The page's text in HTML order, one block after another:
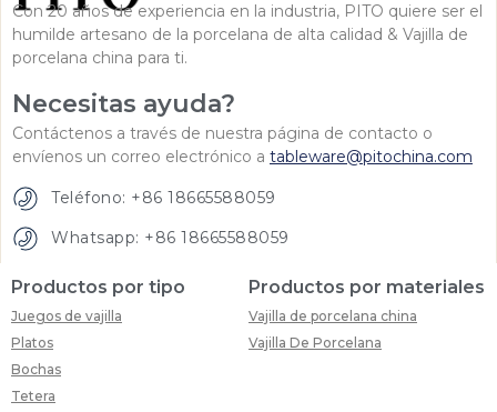
Con 20 años de experiencia en la industria, PITO quiere ser el
humilde artesano de la porcelana de alta calidad & Vajilla de
porcelana china para ti.
Necesitas ayuda?
Contáctenos a través de nuestra página de contacto o
envíenos un correo electrónico a tableware@pitochina.com
Teléfono: +86 18665588059
Whatsapp: +86 18665588059
Productos por tipo
Juegos de vajilla
Platos
Bochas
Tetera
Productos por materiales
Vajilla de porcelana china
Vajilla De Porcelana